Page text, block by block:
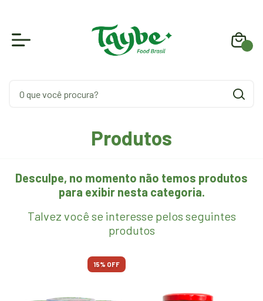
Produtos
Desculpe, no momento não temos produtos
para exibir nesta categoria.
Talvez você se interesse pelos seguintes
produtos
15% OFF